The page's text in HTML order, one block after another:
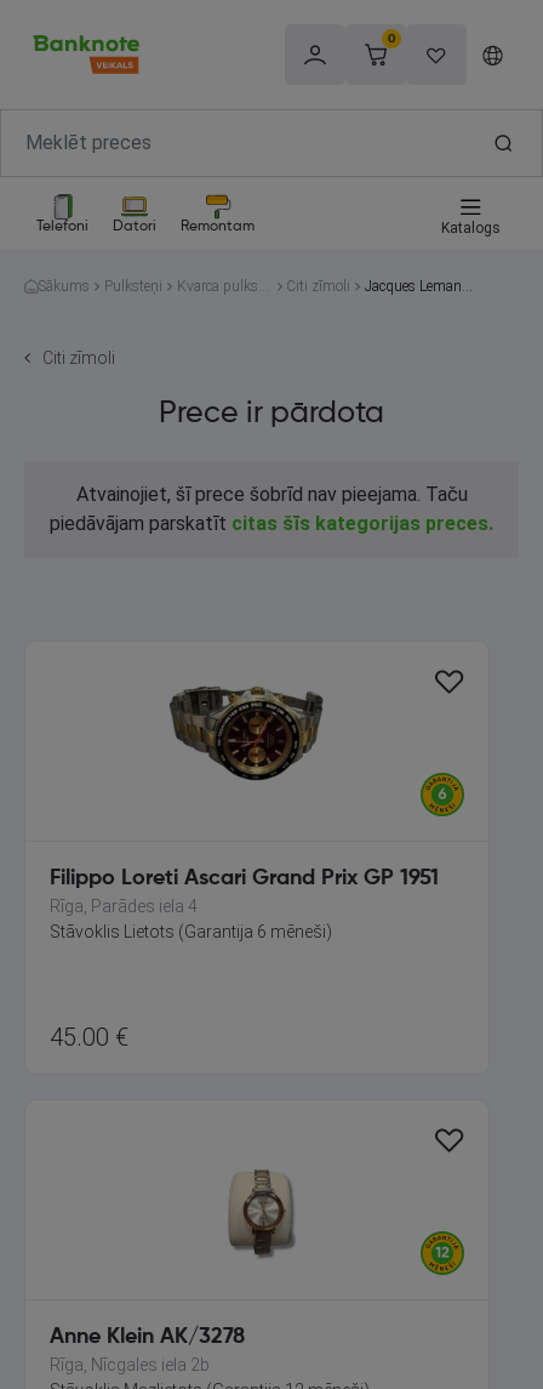
0
Telefoni Datori Remontam Katalogs
Sākums Pulksteņi
Kvarca pulkste
Citi zīmoli
Jacques Lemans
Citi zīmoli
Prece ir pārdota
Atvainojiet, šī prece šobrīd nav pieejama. Taču
piedāvājam parskatīt citas šīs kategorijas preces.
Filippo Loreti Ascari Grand Prix GP 1951
Rīga, Parādes iela 4
Stāvoklis Lietots (Garantija 6 mēneši)
45.00 €
Anne Klein AK/3278
Rīga, Nīcgales iela 2b